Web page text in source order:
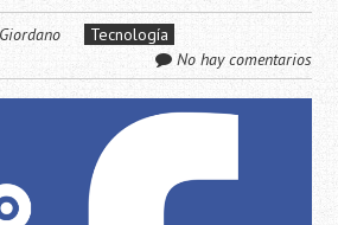
Giordano
Tecnología
No hay comentarios